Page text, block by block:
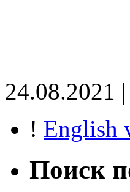
24.08.2021 |
! English
Поиск